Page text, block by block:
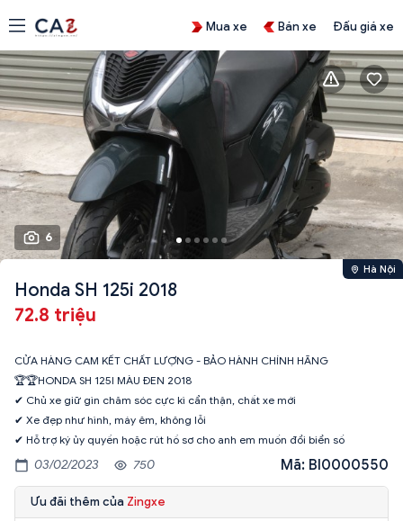
Mua xe Bán xe Đấu giá xe
6
Hà Nội
Honda SH 125i 2018
72.8 triệu
CỬA HÀNG CAM KẾT CHẤT LƯỢNG - BẢO HÀNH CHÍNH HÃNG
🏆🏆HONDA SH 125I MÀU ĐEN 2018
✔ Chủ xe giữ gìn chăm sóc cực kì cẩn thận, chất xe mới
✔ Xe đẹp như hình, máy êm, không lỗi
✔ Hỗ trợ ký ủy quyền hoặc rút hồ sơ cho anh em muốn đổi biển số
03/02/2023 750 Mã: BI0000550
Ưu đãi thêm của Zingxe